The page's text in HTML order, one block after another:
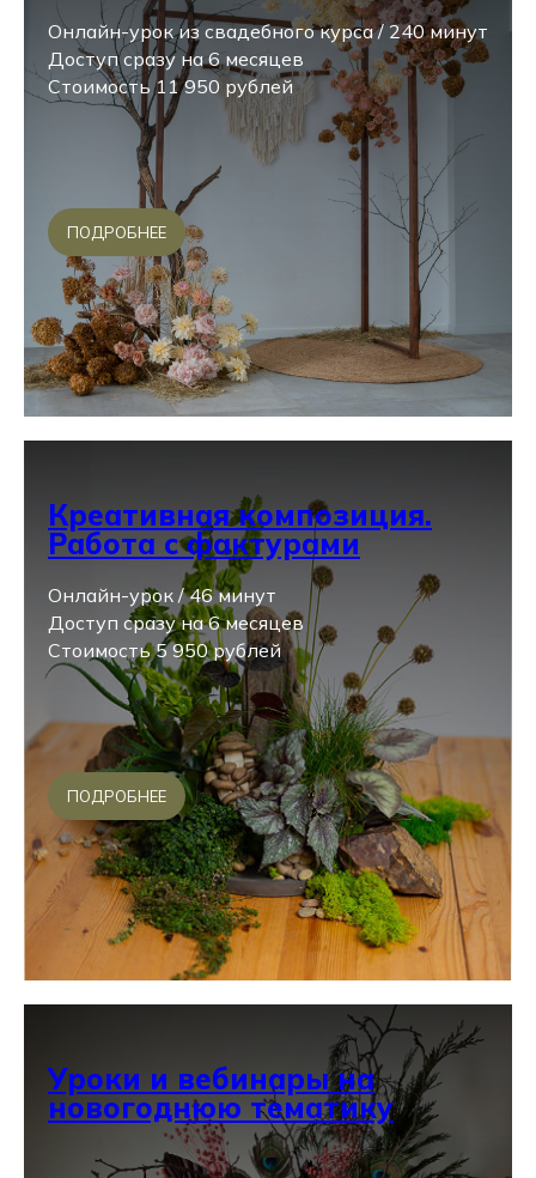
Онлайн-урок из свадебного курса / 240 минут
Доступ сразу на 6 месяцев
Стоимость 11 950 рублей
ПОДРОБНЕЕ
Креативная композиция.
Работа с фактурами
Онлайн-урок / 46 минут
Доступ сразу на 6 месяцев
Стоимость 5 950 рублей
ПОДРОБНЕЕ
Уроки и вебинары на
новогоднюю тематику